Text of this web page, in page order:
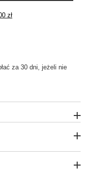
zł
za 30 dni, jeżeli nie